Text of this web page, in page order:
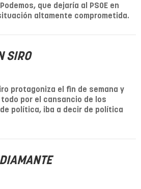
que dejaría al PSOE en
altamente comprometida.
SIRO
protagoniza el fin de semana y
por el cansancio de los
política, iba a decir de política